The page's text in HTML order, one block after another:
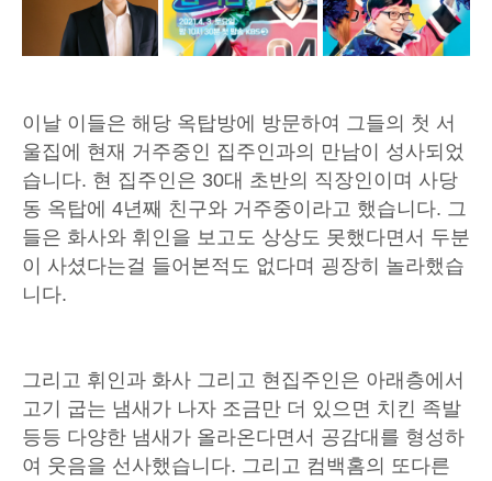
이날 이들은 해당 옥탑방에 방문하여 그들의 첫 서
울집에 현재 거주중인 집주인과의 만남이 성사되었
습니다. 현 집주인은 30대 초반의 직장인이며 사당
동 옥탑에 4년째 친구와 거주중이라고 했습니다. 그
들은 화사와 휘인을 보고도 상상도 못했다면서 두분
이 사셨다는걸 들어본적도 없다며 굉장히 놀라했습
니다.
그리고 휘인과 화사 그리고 현집주인은 아래층에서
고기 굽는 냄새가 나자 조금만 더 있으면 치킨 족발
등등 다양한 냄새가 올라온다면서 공감대를 형성하
여 웃음을 선사했습니다. 그리고 컴백홈의 또다른